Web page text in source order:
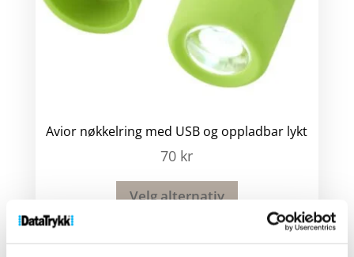
Avior nøkkelring med USB og oppladbar lykt
70 kr
Velg alternativ